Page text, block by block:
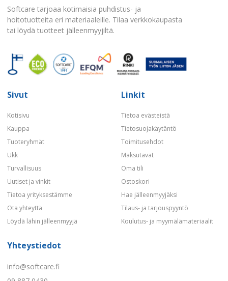
Softcare tarjoaa kotimaisia puhdistus- ja
hoitotuotteita eri materiaaleille. Tilaa verkkokaupasta
tai löydä tuotteet jälleenmyyjiltä.
Sivut
Kotisivu
Kauppa
Tuoteryhmät
Ukk
Turvallisuus
Uutiset ja vinkit
Tietoa yrityksestämme
Ota yhteyttä
Löydä lähin jälleenmyyjä
Linkit
Tietoa evästeistä
Tietosuojakäytäntö
Toimitusehdot
Maksutavat
Oma tili
Ostoskori
Hae jälleenmyyjäksi
Tilaus- ja tarjouspyyntö
Koulutus- ja myymälämateriaalit
Yhteystiedot
info@softcare.fi